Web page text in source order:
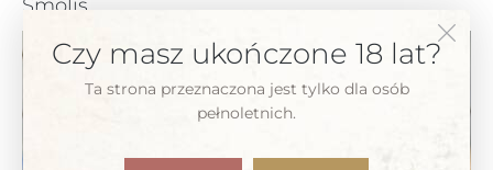
Smolis
Czy masz ukończone 18 lat?
Ta strona przeznaczona jest tylko dla osób
pełnoletnich.